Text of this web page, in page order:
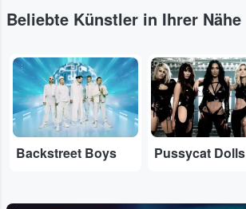
Beliebte Künstler in Ihrer Nähe
...
Backstreet Boys
...
Pussycat Dolls